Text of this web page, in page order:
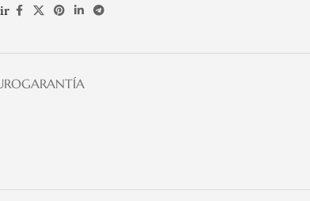
GARANTÍA